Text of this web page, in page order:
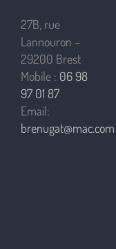
27B, rue
Lannouron –
29200 Brest
Mobile : 06 98
97 01 87
Email:
brenugat@mac.com